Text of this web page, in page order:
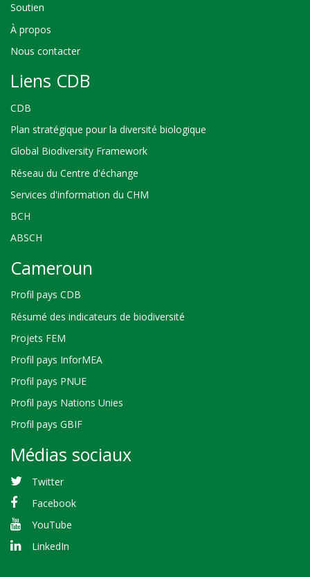
Soutien
À propos
Nous contacter
Liens CDB
CDB
Plan stratégique pour la diversité biologique
Global Biodiversity Framework
Réseau du Centre d'échange
Services d'information du CHM
BCH
ABSCH
Cameroun
Profil pays CDB
Résumé des indicateurs de biodiversité
Projets FEM
Profil pays InforMEA
Profil pays PNUE
Profil pays Nations Unies
Profil pays GBIF
Médias sociaux
Twitter
Facebook
YouTube
LinkedIn